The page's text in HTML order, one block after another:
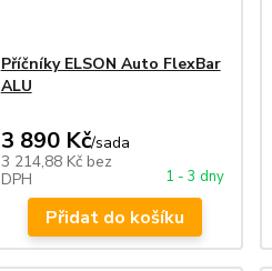
Příčníky ELSON Auto FlexBar
ALU
3 890 Kč/sada
3 214,88 Kč bez
DPH
1 - 3 dny
Přidat do košíku